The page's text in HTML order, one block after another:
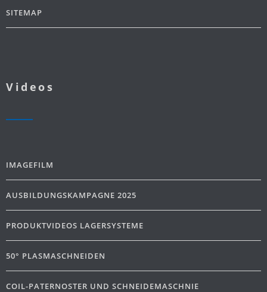
SITEMAP
Videos
IMAGEFILM
AUSBILDUNGSKAMPAGNE 2025
PRODUKTVIDEOS LAGERSYSTEME
50° PLASMASCHNEIDEN
COIL-PATERNOSTER UND SCHNEIDEMASCHNIE